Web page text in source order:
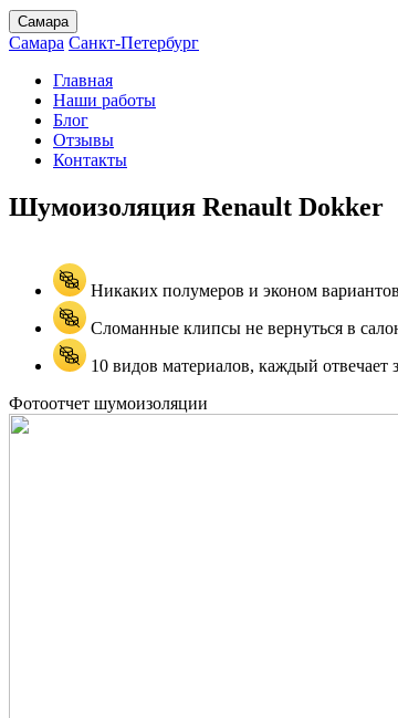
Самара
Самара Санкт-Петербург
Главная
Наши работы
Блог
Отзывы
Контакты
Шумоизоляция Renault Dokker
Никаких полумеров и эконом вариантов
Сломанные клипсы не вернуться в
10 видов материалов, каждый отвечает
Фотоотчет шумоизоляции